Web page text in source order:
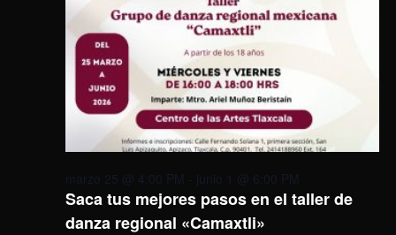
Saca tus mejores pasos en el taller de
danza regional «Camaxtli»
marzo 25 @ 4:00 PM - junio 1 @ 6:00 PM